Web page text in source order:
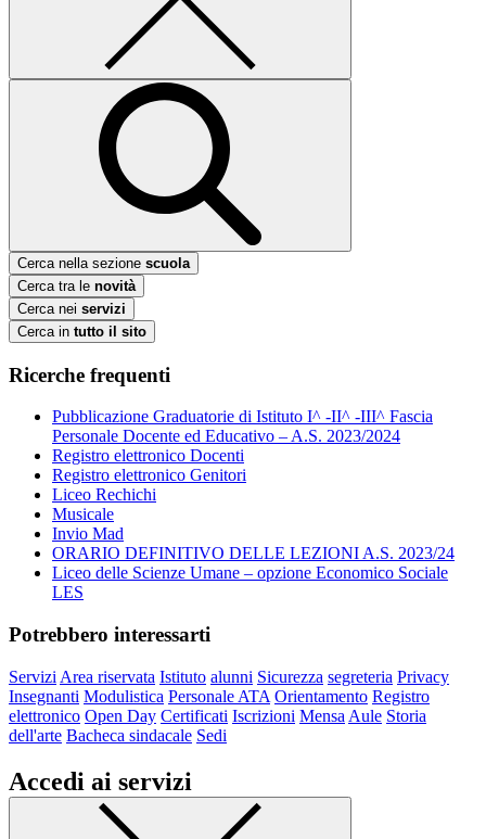
Cerca nella sezione scuola
Cerca tra le novità
Cerca nei servizi
Cerca in tutto il sito
Ricerche frequenti
Pubblicazione Graduatorie di Istituto I^ -II^ -III^ Fascia
Personale Docente ed Educativo – A.S. 2023/2024
Registro elettronico Docenti
Registro elettronico Genitori
Liceo Rechichi
Musicale
Invio Mad
ORARIO DEFINITIVO DELLE LEZIONI A.S. 2023/24
Liceo delle Scienze Umane – opzione Economico Sociale
LES
Potrebbero interessarti
Servizi Area riservata Istituto alunni Sicurezza segreteria Privacy
Insegnanti Modulistica Personale ATA Orientamento Registro
elettronico Open Day Certificati Iscrizioni Mensa Aule Storia
dell'arte Bacheca sindacale Sedi
Accedi ai servizi